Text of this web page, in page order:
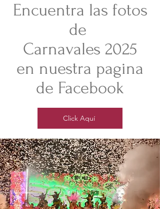
Encuentra las fotos
de
Carnavales 2025
en nuestra pagina
de Facebook
Click Aquí